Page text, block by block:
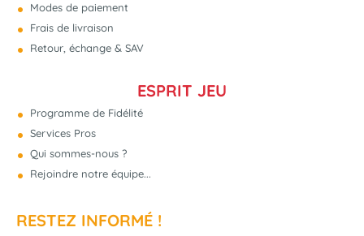
Modes de paiement
Frais de livraison
Retour, échange & SAV
ESPRIT JEU
Programme de Fidélité
Services Pros
Qui sommes-nous ?
Rejoindre notre équipe...
RESTEZ INFORMÉ !